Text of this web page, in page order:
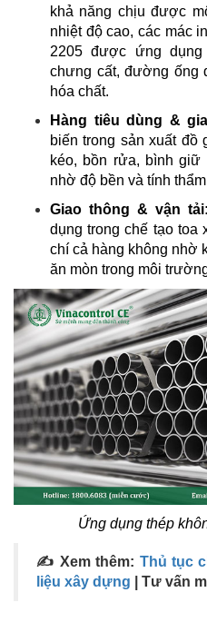
khả năng chịu được
nhiệt độ cao, các mác
2205 được ứng
chưng cất, đường ống
hóa chất.
Hàng tiêu dùng &
biến trong sản xuất đồ
kéo, bồn rửa, bình giữ
nhờ độ bền và tính
Giao thông & vận
dụng trong chế tạo toa
chí cả hàng không nhờ
ăn mòn trong môi
Ứng dụng thép
✍ Xem thêm: Thủ tục
liệu xây dựng | Tư vấn